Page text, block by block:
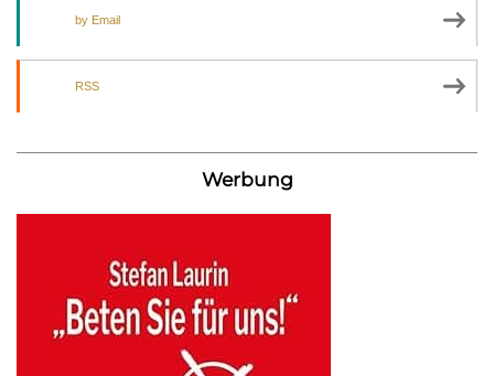
by Email
RSS
Werbung